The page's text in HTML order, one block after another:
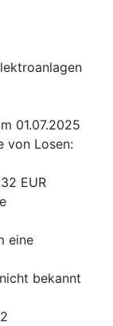
01.07.2025
von Losen:
EUR
eine
bekannt